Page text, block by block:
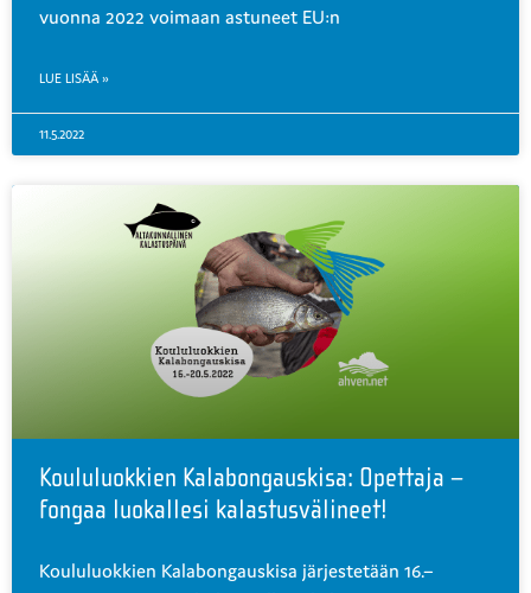
vuonna 2022 voimaan astuneet EU:n
LUE LISÄÄ »
11.5.2022
Koululuokkien Kalabongauskisa: Opettaja –
fongaa luokallesi kalastusvälineet!
Koululuokkien Kalabongauskisa järjestetään 16.–